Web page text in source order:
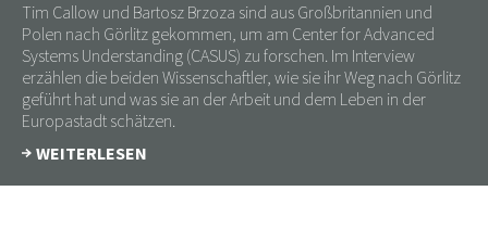
Tim Callow und Bartosz Brzoza sind aus Großbritannien und
Polen nach Görlitz gekommen, um am Center for Advanced
Systems Understanding (CASUS) zu forschen. Im Interview
erzählen die beiden Wissenschaftler, wie sie ihr Weg nach Görlitz
geführt hat und was sie an der Arbeit und dem Leben in der
Europastadt schätzen.
WEITERLESEN